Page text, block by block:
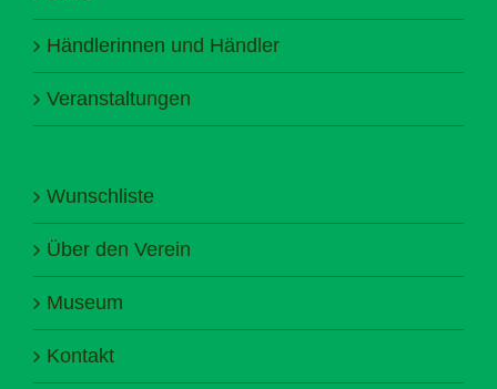
Händlerinnen und Händler
Veranstaltungen
Wunschliste
Über den Verein
Museum
Kontakt